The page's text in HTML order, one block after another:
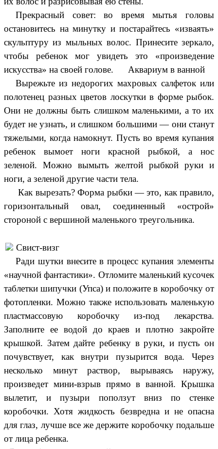
Прекрасный совет: во время мытья головы
остановитесь на минутку и постарайтесь «изваять»
скульптуру из мыльных волос. Принесите зеркало,
чтобы ребенок мог увидеть это «произведение
искусства» на своей голове.
Аквариум в ванной
Вырежьте из недорогих махровых салфеток или
полотенец разных цветов лоскутки в форме рыбок.
Они не должны быть слишком маленькими, а то их
будет не узнать, и слишком большими — они станут
тяжелыми, когда намокнут. Пусть во время купания
ребенок вымоет ноги красной рыбкой, а нос
зеленой. Можно вымыть желтой рыбкой руки и
ноги, а зеленой другие части тела.
Как вырезать? Форма рыбки — это, как правило,
горизонтальный овал, соединенный «острой»
стороной с вершиной маленького треугольника.
Свист-визг
Ради шутки внесите в процесс купания элементы
«научной фантастики». Отломите маленький кусочек
таблетки шипучки (Упса) и положите в коробочку от
фотопленки. Можно также использовать маленькую
пластмассовую коробочку из-под лекарства.
Заполните ее водой до краев и плотно закройте
крышкой. Затем дайте ребенку в руки, и пусть он
почувствует, как внутри пузырится вода. Через
несколько минут раствор, вырываясь наружу,
произведет мини-взрыв прямо в ванной. Крышка
вылетит, и пузыри поползут вниз по стенке
коробочки. Хотя жидкость безвредна и не опасна
для глаз, лучше все же держите коробочку подальше
от лица ребенка.